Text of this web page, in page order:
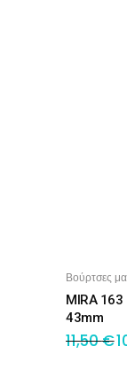
Βούρτσες
MIRA
43mm
11,50€